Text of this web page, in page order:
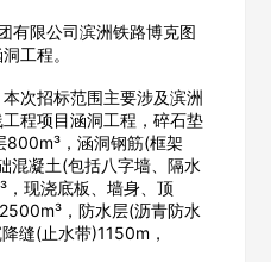
有限公司滨洲铁路博克图
工程。
次招标范围主要涉及滨洲
程项目涵洞工程，碎石垫
800m³，涵洞钢筋(框架
混凝土(包括八字墙、隔水
现浇底板、墙身、顶
，防水层(沥青防水
缝(止水带)1150m，